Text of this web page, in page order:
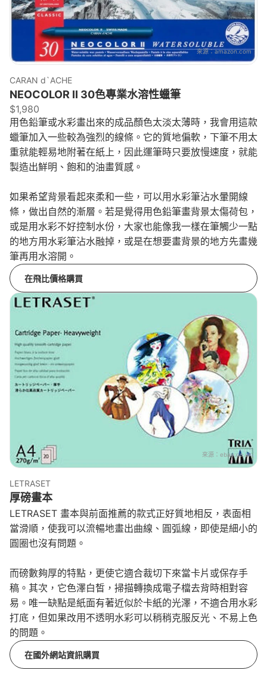
來源：amazon.com
CARAN d`ACHE
NEOCOLOR II 30色專業水溶性蠟筆
$1,980
用色鉛筆或水彩畫出來的成品顏色太淡太薄時，我會用這款
蠟筆加入一些較為強烈的線條。它的質地偏軟，下筆不用太
重就能輕易地附著在紙上，因此運筆時只要放慢速度，就能
製造出鮮明、飽和的油畫質感。
如果希望背景看起來柔和一些，可以用水彩筆沾水暈開線
條，做出自然的漸層。若是覺得用色鉛筆畫背景太傷荷包，
或是用水彩不好控制水份，大家也能像我一樣在筆觸少一點
的地方用水彩筆沾水融掉，或是在想要畫背景的地方先畫幾
筆再用水溶開。
在飛比價格購買
來源： ebay.co.uk
LETRASET
厚磅畫本
LETRASET 畫本與前面推薦的款式正好質地相反，表面相
當滑順，使我可以流暢地畫出曲線、圓弧線，即使是細小的
圓圈也沒有問題。
而磅數夠厚的特點，更使它適合裁切下來當卡片或保存手
稿。其次，它色澤白皙，掃描轉換成電子檔去背時相對容
易。唯一缺點是紙面有著近似於卡紙的光澤，不適合用水彩
打底，但如果改用不透明水彩可以稍稍克服反光、不易上色
的問題。
在國外網站資訊購買